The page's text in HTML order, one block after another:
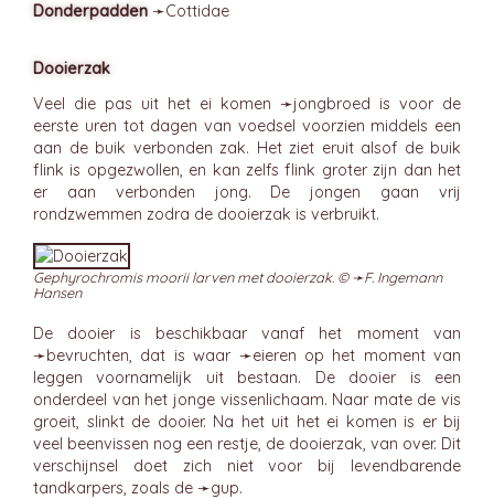
Donderpadden ➛Cottidae
Dooierzak
Veel die pas uit het ei komen ➛jongbroed is voor de
eerste uren tot dagen van voedsel voorzien middels een
aan de buik verbonden zak. Het ziet eruit alsof de buik
flink is opgezwollen, en kan zelfs flink groter zijn dan het
er aan verbonden jong. De jongen gaan vrij
rondzwemmen zodra de dooierzak is verbruikt.
Gephyrochromis moorii larven met dooierzak. © ➛F. Ingemann
Hansen
De dooier is beschikbaar vanaf het moment van
➛bevruchten, dat is waar ➛eieren op het moment van
leggen voornamelijk uit bestaan. De dooier is een
onderdeel van het jonge vissenlichaam. Naar mate de vis
groeit, slinkt de dooier. Na het uit het ei komen is er bij
veel beenvissen nog een restje, de dooierzak, van over. Dit
verschijnsel doet zich niet voor bij levendbarende
tandkarpers, zoals de ➛gup.